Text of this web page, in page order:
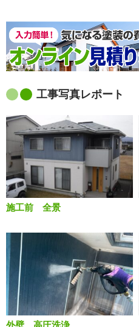
工事写真レポート
施工前 全景